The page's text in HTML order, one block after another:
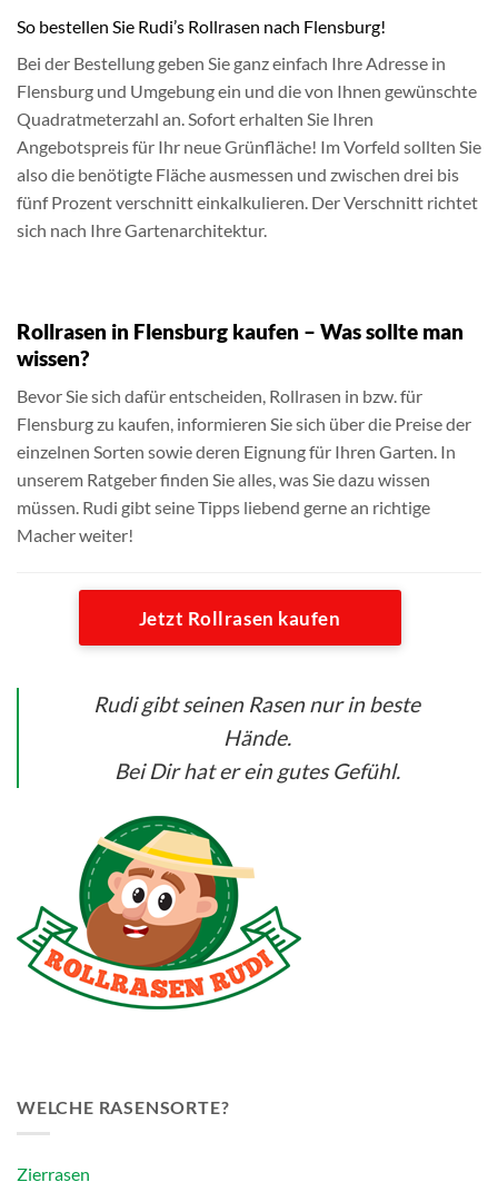
So bestellen Sie Rudi’s Rollrasen nach Flensburg!
Bei der Bestellung geben Sie ganz einfach Ihre Adresse in
Flensburg und Umgebung ein und die von Ihnen gewünschte
Quadratmeterzahl an. Sofort erhalten Sie Ihren
Angebotspreis für Ihr neue Grünfläche! Im Vorfeld sollten Sie
also die benötigte Fläche ausmessen und zwischen drei bis
fünf Prozent verschnitt einkalkulieren. Der Verschnitt richtet
sich nach Ihre Gartenarchitektur.
Rollrasen in Flensburg kaufen – Was sollte man
wissen?
Bevor Sie sich dafür entscheiden, Rollrasen in bzw. für
Flensburg zu kaufen, informieren Sie sich über die Preise der
einzelnen Sorten sowie deren Eignung für Ihren Garten. In
unserem Ratgeber finden Sie alles, was Sie dazu wissen
müssen. Rudi gibt seine Tipps liebend gerne an richtige
Macher weiter!
Jetzt Rollrasen kaufen
Rudi gibt seinen Rasen nur in beste
Hände.
Bei Dir hat er ein gutes Gefühl.
WELCHE RASENSORTE?
Zierrasen